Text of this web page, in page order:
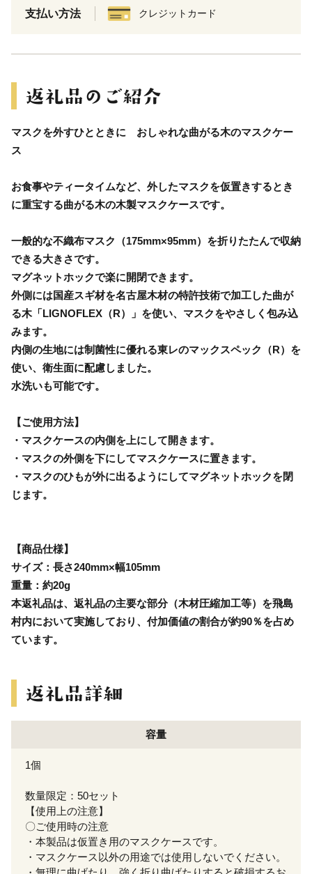
支払い方法 クレジットカード
マスクを外すひとときに おしゃれな曲がる木のマスクケー
ス
お食事やティータイムなど、外したマスクを仮置きするとき
に重宝する曲がる木の木製マスクケースです。
一般的な不織布マスク（175mm×95mm）を折りたたんで収納
できる大きさです。
マグネットホックで楽に開閉できます。
外側には国産スギ材を名古屋木材の特許技術で加工した曲が
る木「LIGNOFLEX（R）」を使い、マスクをやさしく包み込
みます。
内側の生地には制菌性に優れる東レのマックスペック（R）を
使い、衛生面に配慮しました。
水洗いも可能です。
【ご使用方法】
・マスクケースの内側を上にして開きます。
・マスクの外側を下にしてマスクケースに置きます。
・マスクのひもが外に出るようにしてマグネットホックを閉
じます。
【商品仕様】
サイズ：長さ240mm×幅105mm
重量：約20g
本返礼品は、返礼品の主要な部分（木材圧縮加工等）を飛島
村内において実施しており、付加価値の割合が約90％を占め
ています。
容量
1個
数量限定：50セット
【使用上の注意】
〇ご使用時の注意
・本製品は仮置き用のマスクケースです。
・マスクケース以外の用途では使用しないでください。